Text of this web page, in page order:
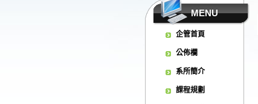
MENU
企管首頁
公佈欄
系所簡介
課程規劃